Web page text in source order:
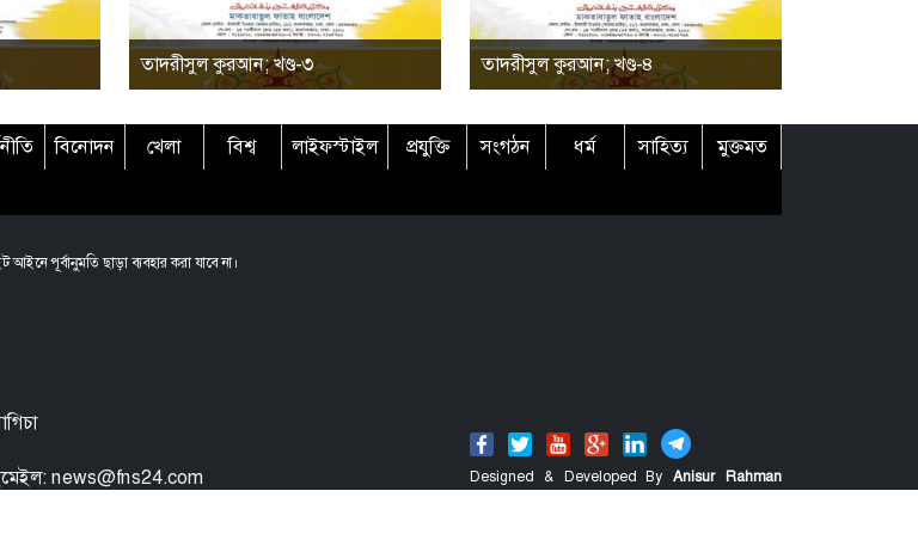
তাদরীসুল কুরআন; খণ্ড-৩ তাদরীসুল কুরআন; খণ্ড-৪
বিনোদন খেলা বিশ্ব লাইফস্টাইল প্রযুক্তি সংগঠন ধর্ম সাহিত্য
মুক্তমত
পূর্বানুমতি ছাড়া ব্যবহার করা যাবে না।
news@fns24.com
Designed & Developed ByAnisur Rahman